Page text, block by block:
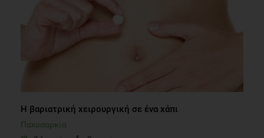
Η βαριατρική χειρουργική σε ένα χάπι
Παχυσαρκία